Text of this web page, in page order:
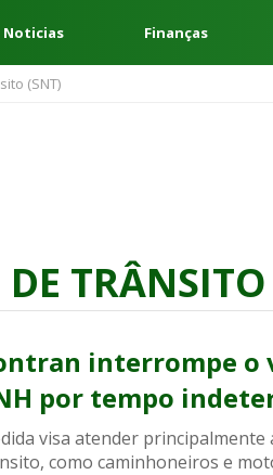
Finanças
(SNT)
interrompe o
por tempo
visa atender
como caminhoneiros e